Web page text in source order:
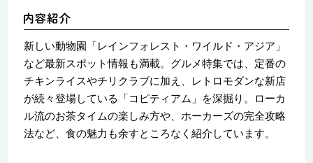
新しい動物園「レインフォレスト・ワイルド・アジア」
など最新スポット情報も満載。グルメ特集では、定番の
チキンライスやチリクラブに加え、レトロモダンな新店
が続々登場している「コピティアム」を深掘り。ローカ
ル流のお茶タイムの楽しみ方や、ホーカーズの完全攻略
法など、食の魅力も余すところなく紹介しています。